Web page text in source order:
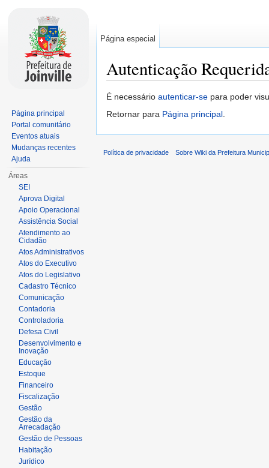
Autenticação
É necessário autenticar-se para poder
Retornar para Página principal.
Página especial
Página principal
Portal comunitário
Eventos atuais
Mudanças recentes
Ajuda
Áreas
SEI
Aprova Digital
Apoio Operacional
Assistência Social
Atendimento ao
Cidadão
Atos Administrativos
Atos do Executivo
Atos do Legislativo
Cadastro Técnico
Comunicação
Contadoria
Controladoria
Defesa Civil
Desenvolvimento e
Inovação
Educação
Estoque
Financeiro
Fiscalização
Gestão
Gestão da
Arrecadação
Gestão de Pessoas
Habitação
Jurídico
Política de privacidade Sobre Wiki da Prefeitura